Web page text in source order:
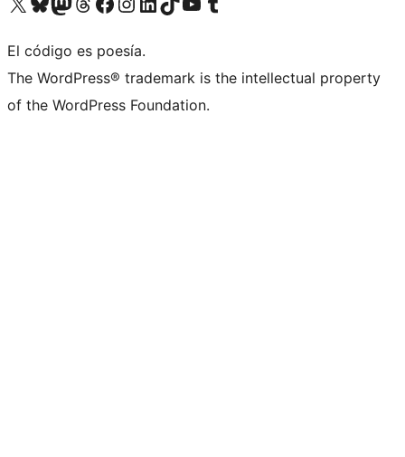
El código es poesía.
The WordPress® trademark is the intellectual property
of the WordPress Foundation.